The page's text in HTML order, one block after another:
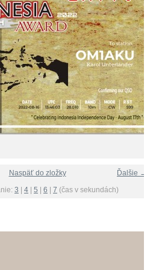
Ďalšie →
Naspäť do zložky
3 4 5 6 7 (čas v sekundách)